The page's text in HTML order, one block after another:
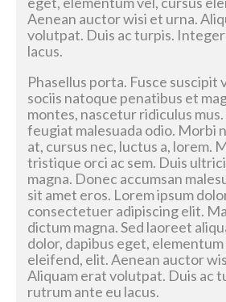
Aenean auctor wisi et urna.
volutpat. Duis ac turpis.
lacus.
Phasellus porta. Fusce suscipit
sociis natoque penatibus et
montes, nascetur ridiculus
feugiat malesuada odio. Morbi
at, cursus nec, luctus a, lorem.
tristique orci ac sem. Duis
magna. Donec accumsan
sit amet eros. Lorem ipsum
consectetuer adipiscing elit.
dictum magna. Sed laoreet
dolor, dapibus eget, elementum
eleifend, elit. Aenean auctor
Aliquam erat volutpat. Duis ac
rutrum ante eu lacus.